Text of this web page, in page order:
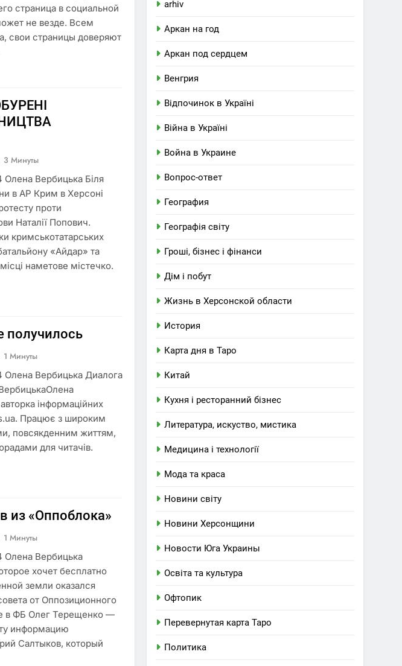
страница в социальной
не везде. Всем
свои страницы доверяют
3 Минуты
Олена Вербицька Біля
в АР Крим в Херсоні
проти
Наталії Попович.
кримськотатарських
«Айдар» та
наметове містечко.
получилось
1 Минуты
Олена Вербицька Диалога
інформаційних
Працює з широким
повсякденним життям,
для читачів.
из «Оппоблока»
1 Минуты
Олена Вербицька
хочет бесплатно
земли оказался
от Оппозиционного
в ФБ Олег Терещенко —
информацию
Салтыков, который
arhiv
Аркан на год
Аркан под сердцем
Венгрия
Відпочинок в Україні
Війна в Україні
Война в Украине
Вопрос-ответ
География
Географія світу
Гроші, бізнес і фінанси
Дім і побут
Жизнь в Херсонской области
История
Карта дня в Таро
Китай
Кухня і ресторанний бізнес
Литература, искуство, мистика
Медицина і технології
Мода та краса
Новини світу
Новини Херсонщини
Новости Юга Украины
Освіта та культура
Офтопик
Перевернутая карта Таро
Политика